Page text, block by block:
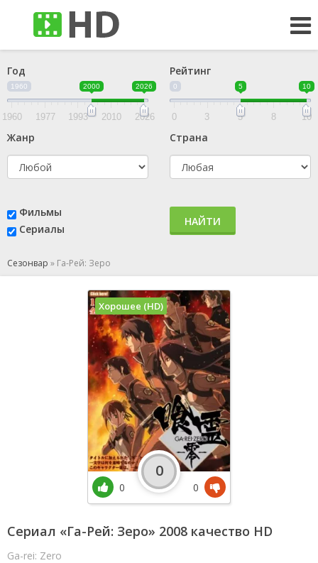
Год
1960 2000 2026
1960 1977 1993 2010 2026
Рейтинг
0 5 10
0 3 5 8 10
Жанр Страна
Фильмы
Сериалы
НАЙТИ
Сезонвар » Га-Рей: Зеро
Сериал «Га-Рей: Зеро» 2008 качество HD
Ga-rei: Zero
Хорошее (HD)
0
0
0